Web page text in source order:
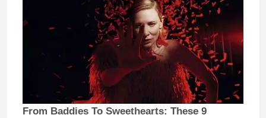
From Baddies To Sweethearts: These 9